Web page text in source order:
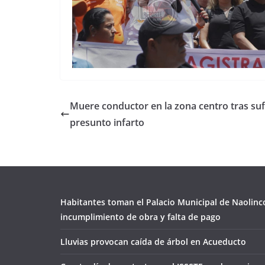
Muere conductor en la zona centro tras
presunto infarto
Habitantes toman el Palacio Municipal de
incumplimiento de obra y falta de pago
Lluvias provocan caída de árbol en Acueducto